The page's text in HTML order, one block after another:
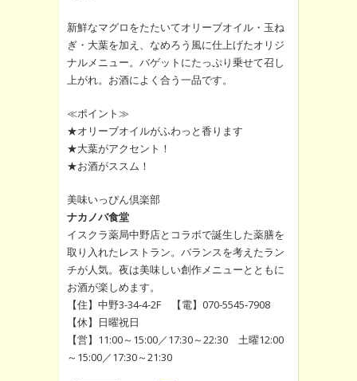
新鮮なマグロをたたいてオリーブオイル・玉ね
ぎ・大葉を加え、なめろう風に仕上げたオリジ
ナルメニュー。バゲットにたっぷり乗せて召し
上がれ。お酒によく合う一品です。
≪ポイント≫
★オリーブオイルがふわっと香ります
★大葉がアクセント！
★お酒がススム！
美味いっぴん倶楽部
ナカノバ食堂
イスクラ薬局中野店とコラボで誕生した薬膳を
取り入れたレストラン。バランスを考えたラン
チが人気。夜は美味しい創作メニューとともに
お酒が楽しめます。
【住】中野3-34-4-2F 【電】070-5545-7908
【休】日曜祝日
【営】11:00～15:00／17:30～22:30 土曜12:00
～15:00／17:30～21:30